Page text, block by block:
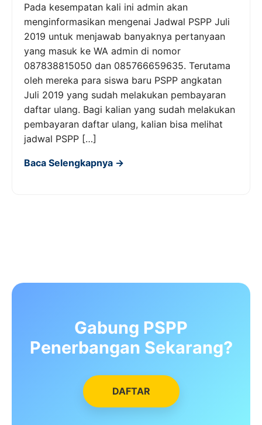
Pada kesempatan kali ini admin akan
menginformasikan mengenai Jadwal PSPP Juli
2019 untuk menjawab banyaknya pertanyaan
yang masuk ke WA admin di nomor
087838815050 dan 085766659635. Terutama
oleh mereka para siswa baru PSPP angkatan
Juli 2019 yang sudah melakukan pembayaran
daftar ulang. Bagi kalian yang sudah melakukan
pembayaran daftar ulang, kalian bisa melihat
jadwal PSPP […]
Baca Selengkapnya →
Gabung PSPP
Penerbangan Sekarang?
DAFTAR